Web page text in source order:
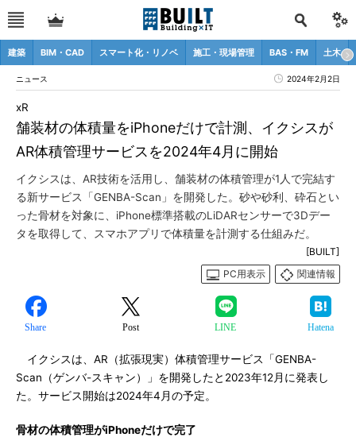
建築 BIM・CAD スマート化・リノベ 施工・現場管理 BAS・FM 土木
ニュース 2024年2月2日
舗装材の体積量をiPhoneだけで計測、イクシスが
AR体積管理サービスを2024年4月に開始
xR
イクシスは、AR技術を活用し、舗装材の体積管理が1人で完結す
る新サービス「GENBA-Scan」を開発した。砂や砂利、砕石とい
った骨材を対象に、iPhone標準搭載のLiDARセンサーで3Dデー
タを取得して、スマホアプリで体積量を計測する仕組みだ。
[BUILT]
PC用表示
関連情報
Share Post LINE Hatena
イクシスは、AR（拡張現実）体積管理サービス「GENBA-
Scan（ゲンバ-スキャン）」を開発したと2023年12月に発表し
た。サービス開始は2024年4月の予定。
骨材の体積管理がiPhoneだけで完了